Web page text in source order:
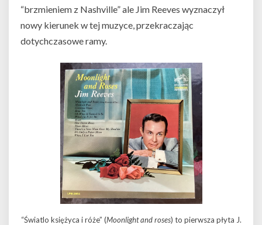
“brzmieniem z Nashville” ale Jim Reeves wyznaczył
nowy kierunek w tej muzyce, przekraczając
dotychczasowe ramy.
“Światlo księżyca i róże” (Moonlight and roses) to pierwsza płyta J.